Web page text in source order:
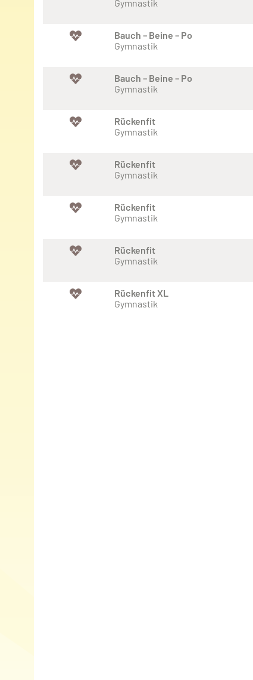
Gymnastik
Bauch – Beine – Po
Gymnastik
Bauch – Beine – Po
Gymnastik
Rückenfit
Gymnastik
Rückenfit
Gymnastik
Rückenfit
Gymnastik
Rückenfit
Gymnastik
Rückenfit XL
Gymnastik